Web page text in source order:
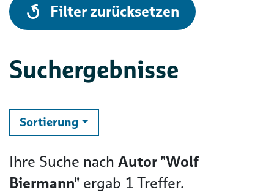
alle
Filter zurücksetzen
Suchergebnisse
Sortierung ändern
Ihre Suche nach Autor "Wolf
Biermann" ergab 1 Treffer.